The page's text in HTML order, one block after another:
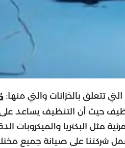
تتعلق بالخزانات والتي منها:
حيث أن التنظيف يساعد
مثل البكتريا والميكروبات
شركتنا على صيانة جميع